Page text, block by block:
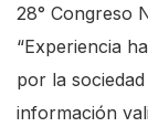
28° Congreso
“Experiencia
por la
información